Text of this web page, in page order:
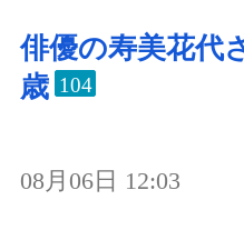
俳優の寿美花代
歳 104
08月06日 12:03